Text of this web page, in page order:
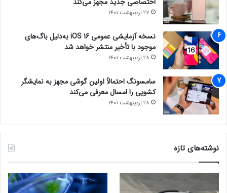
27 اردیبهشت 1401
نسخه آزمایشی عمومی iOS 16 به‌دلیل باگ‌های
موجود با تأخیر منتشر خواهد شد
28 اردیبهشت 1401
سامسونگ احتمالاً اولین گوشی مجهز به نمایشگر
کشویی را امسال معرفی می‌کند
28 اردیبهشت 1401
نوشته‌های تازه